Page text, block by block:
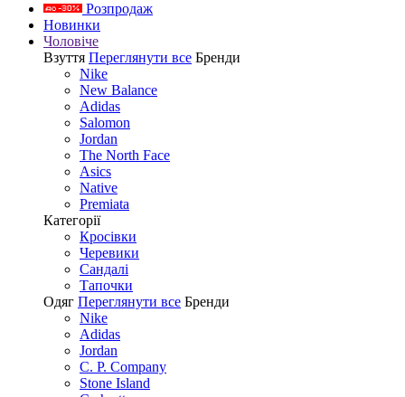
Розпродаж
Новинки
Чоловіче
Взуття Переглянути все Бренди
Nike
New Balance
Adidas
Salomon
Jordan
The North Face
Asics
Native
Premiata
Категорії
Кросівки
Черевики
Сандалі
Tапочки
Одяг Переглянути все Бренди
Nike
Adidas
Jordan
C. P. Company
Stone Island